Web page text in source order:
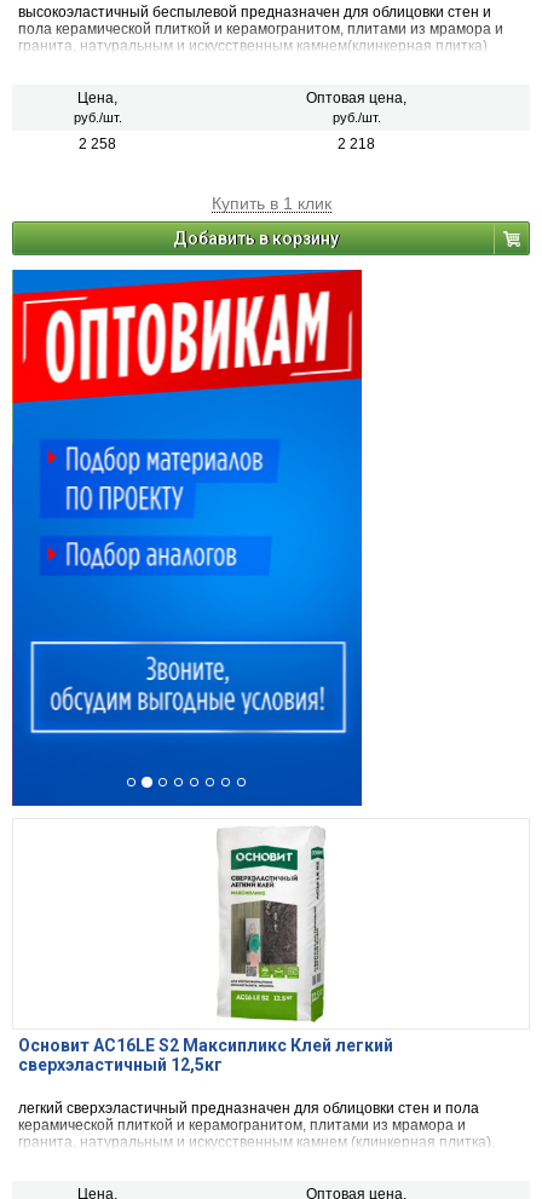
высокоэластичный беспылевой предназначен для облицовки стен и
пола керамической плиткой и керамогранитом, плитами из мрамора и
гранита, натуральным и искусственным камнем(клинкерная плитка)
Цена,
руб./шт.
Оптовая цена,
руб./шт.
2 258 2 218
Купить в 1 клик
Добавить в корзину
Основит AC16LE S2 Максипликс Клей легкий
сверхэластичный 12,5кг
легкий сверхэластичный предназначен для облицовки стен и пола
керамической плиткой и керамогранитом, плитами из мрамора и
гранита, натуральным и искусственным камнем (клинкерная плитка).
Цена, Оптовая цена,